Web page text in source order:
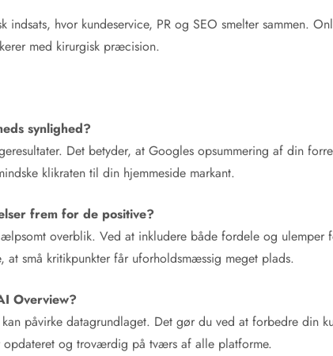
hvor kundeservice, PR og SEO smelter sammen.
med kirurgisk præcision.
synlighed?
Det betyder, at Googles opsummering af din
klikraten til din hjemmeside markant.
frem for de positive?
overblik. Ved at inkludere både fordele og
små kritikpunkter får uforholdsmæssig meget plads.
Overview?
påvirke datagrundlaget. Det gør du ved at forbedre din
og troværdig på tværs af alle platforme.